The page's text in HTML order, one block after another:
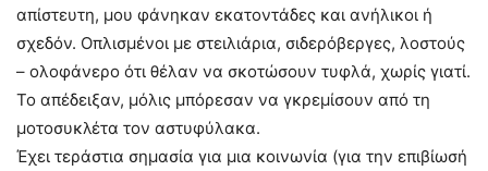
απίστευτη, μου φάνηκαν εκατοντάδες και ανήλικοι ή
σχεδόν. Οπλισμένοι με στειλιάρια, σιδερόβεργες, λοστούς
– ολοφάνερο ότι θέλαν να σκοτώσουν τυφλά, χωρίς γιατί.
Το απέδειξαν, μόλις μπόρεσαν να γκρεμίσουν από τη
μοτοσυκλέτα τον αστυφύλακα.
Έχει τεράστια σημασία για μια κοινωνία (για την επιβίωσή